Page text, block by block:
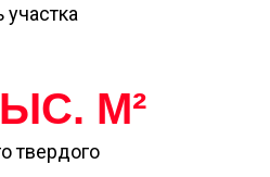
М²
твердого